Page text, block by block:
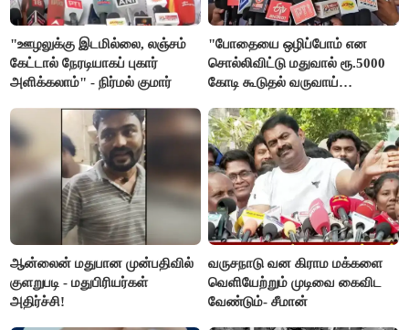
"ஊழலுக்கு இடமில்லை, லஞ்சம்
கேட்டால் நேரடியாகப் புகார்
அளிக்கலாம்" - நிர்மல் குமார்
"போதையை ஒழிப்போம் என
சொல்லிவிட்டு மதுவால் ரூ.5000
கோடி கூடுதல் வருவாய்
மார்க்கண்டேயன்
ஆன்லைன் மதுபான முன்பதிவில்
குளறுபடி - மதுபிரியர்கள்
அதிர்ச்சி!
வருசநாடு வன கிராம மக்களை
வெளியேற்றும் முடிவை கைவிட
வேண்டும்- சீமான்